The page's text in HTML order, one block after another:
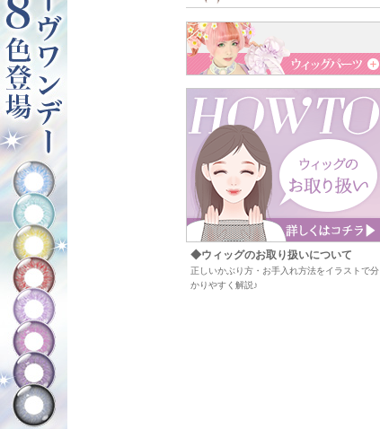
◆ウィッグのお取り扱いについて
正しいかぶり方・お手入れ方法をイラストで分
かりやすく解説♪